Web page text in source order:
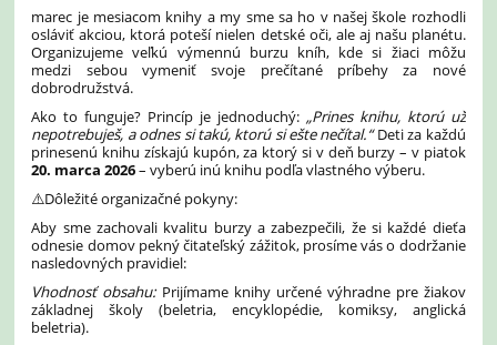
marec je mesiacom knihy a my sme sa ho v našej škole rozhodli
osláviť akciou, ktorá poteší nielen detské oči, ale aj našu planétu.
Organizujeme veľkú výmennú burzu kníh, kde si žiaci môžu
medzi sebou vymeniť svoje prečítané príbehy za nové
dobrodružstvá.
Ako to funguje? Princíp je jednoduchý: „Prines knihu, ktorú už
nepotrebuješ, a odnes si takú, ktorú si ešte nečítal.“Deti za každú
prinesenú knihu získajú kupón, za ktorý si v deň burzy – v piatok
20. marca 2026– vyberú inú knihu podľa vlastného výberu.
⚠️Dôležité organizačné pokyny:
Aby sme zachovali kvalitu burzy a zabezpečili, že si každé dieťa
odnesie domov pekný čitateľský zážitok, prosíme vás o dodržanie
nasledovných pravidiel:
Vhodnosť obsahu:Prijímame knihy určené výhradne pre žiakov
základnej školy (beletria, encyklopédie, komiksy, anglická
beletria).